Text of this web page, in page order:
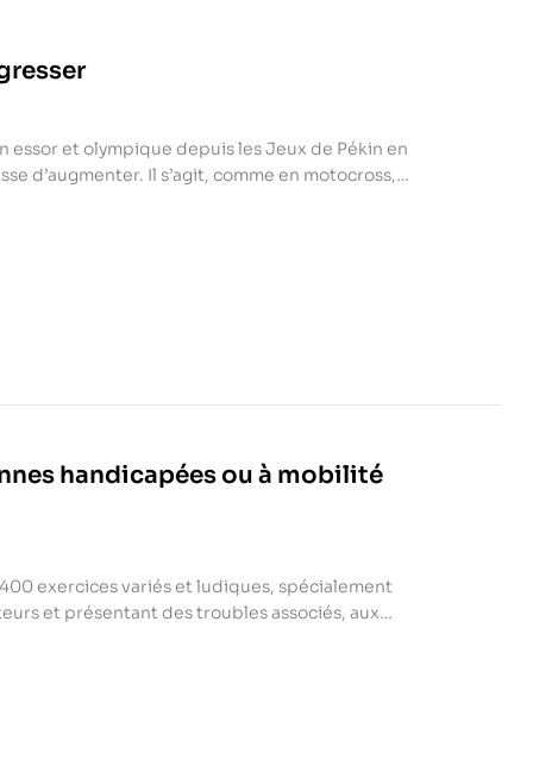
essor et olympique depuis les Jeux de Pékin en
d’augmenter. Il s’agit, comme en motocross,
de l’auteur est de proposer le premier support
à l’intention de toute personne souhaitant
handicapées ou à mobilité
exercices variés et ludiques, spécialement
et présentant des troubles associés, aux